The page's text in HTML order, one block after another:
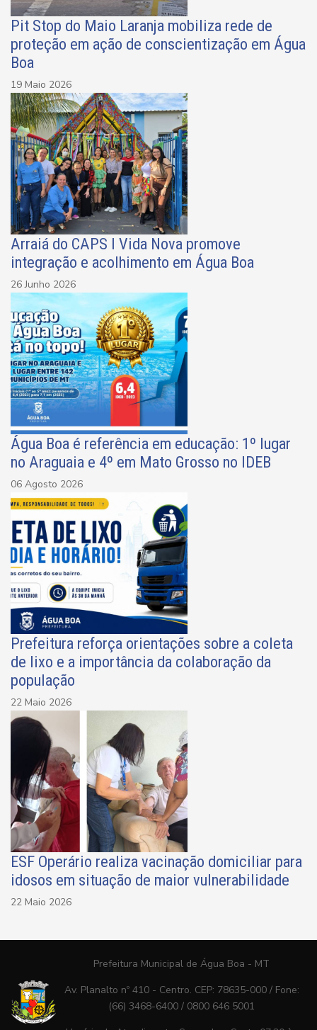
Pit Stop do Maio Laranja mobiliza rede de
proteção em ação de conscientização em Água
Boa
19 Maio 2026
Arraiá do CAPS I Vida Nova promove
integração e acolhimento em Água Boa
26 Junho 2026
Água Boa é referência em educação: 1º lugar
no Araguaia e 4º em Mato Grosso no IDEB
06 Agosto 2026
Prefeitura reforça orientações sobre a coleta
de lixo e a importância da colaboração da
população
22 Maio 2026
ESF Operário realiza vacinação domiciliar para
idosos em situação de maior vulnerabilidade
22 Maio 2026
Prefeitura Municipal de Água Boa - MT
Av. Planalto nº 410 - Centro. CEP: 78635-000 / Fone:
(66) 3468-6400 / 0800 646 5001